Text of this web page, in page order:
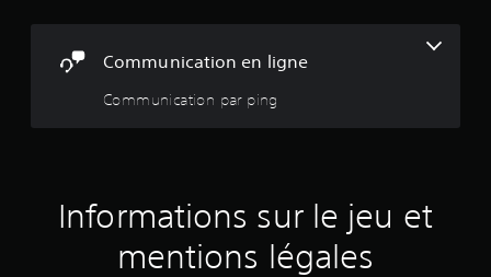
Communication en ligne
Communication par ping
u
a
f
e
ê
Informations sur le jeu et
mentions légales